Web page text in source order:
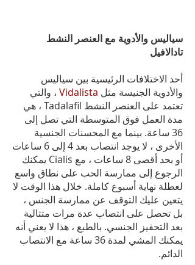
سياليس والأدوية مع العنصر النشط
تادالافيل
أحد الاختلافات الرئيسية بين سياليس
والأدوية الجنيسة مثل Vidalista ، والتي
تعتمد على العنصر النشط Tadalafil ، هي
مدة العمل فوق المتوسطة التي تصل إلى
36 ساعة. بينما مع المحسنات الجنسية
الأخرى ، لا يوجد انتصاب بعد 4 إلى 6 ساعات
أو بحد أقصى 8 ساعات ، مع Cialis يمكنك
الرجوع إلى ممارسة الحب على نطاق واسع
لعطلة نهاية أسبوع كاملة. خلال هذا الوقت لا
يتعين عليك التوقف عن ممارسة الجنس ،
بل تحصل على انتصاب عدة مرات متتالية
بعد التحفيز الجنسي. بالطبع ، هذا لا يعني أنه
يمكنك المشي لمدة 36 ساعة مع الانتصاب
الدائم.